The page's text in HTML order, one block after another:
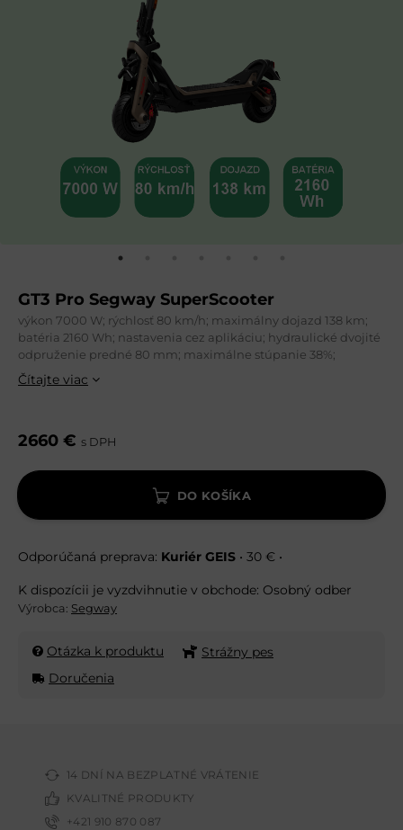
GT3 Pro Segway SuperScooter
výkon 7000 W; rýchlosť 80 km/h; maximálny dojazd 138 km;
batéria 2160 Wh; nastavenia cez aplikáciu; hydraulické dvojité
odpruženie predné 80 mm; maximálne stúpanie 38%;
Čítajte viac
2660 € s DPH
DO KOŠÍKA
Kuriér GEIS •30 € •
Osobný odber
Výrobca: Segway
Otázka k produktu
Strážny pes
Doručenia
14 DNÍ NA BEZPLATNÉ VRÁTENIE
KVALITNÉ PRODUKTY
+421 910 870 087